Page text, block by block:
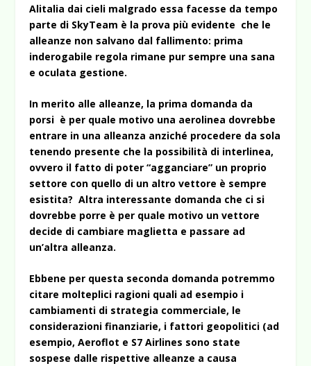
Alitalia dai cieli malgrado essa facesse da tempo
parte di SkyTeam è la prova più evidente che le
alleanze non salvano dal fallimento: prima
inderogabile regola rimane pur sempre una sana
e oculata gestione.
In merito alle alleanze, la prima domanda da
porsi è per quale motivo una aerolinea dovrebbe
entrare in una alleanza anziché procedere da sola
tenendo presente che la possibilità di interlinea,
ovvero il fatto di poter “agganciare” un proprio
settore con quello di un altro vettore è sempre
esistita? Altra interessante domanda che ci si
dovrebbe porre è per quale motivo un vettore
decide di cambiare maglietta e passare ad
un’altra alleanza.
Ebbene per questa seconda domanda potremmo
citare molteplici ragioni quali ad esempio i
cambiamenti di strategia commerciale, le
considerazioni finanziarie, i fattori geopolitici (ad
esempio, Aeroflot e S7 Airlines sono state
sospese dalle rispettive alleanze a causa